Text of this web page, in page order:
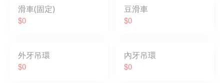
滑車(固定)
$0
豆滑車
$0
外牙吊環
$0
內牙吊環
$0